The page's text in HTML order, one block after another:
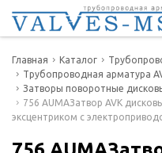
Телефоны
+7(977) 474-62-50
Отдел продаж
Главная Каталог
Трубопроводная арматура
Затворы поворотные
756 AUMAЗатвор AVK
эксцентриком с